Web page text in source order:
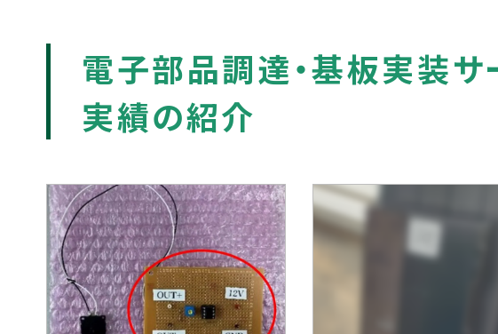
電子部品調達・基板実装
実績の紹介